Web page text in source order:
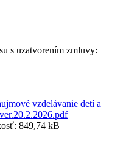
s uzatvorením zmluvy:
vzdelávanie detí a
849,74 kB